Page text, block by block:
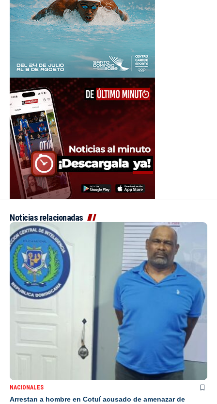
Noticias relacionadas
NACIONALES
Arrestan a hombre en Cotuí acusado de amenazar de